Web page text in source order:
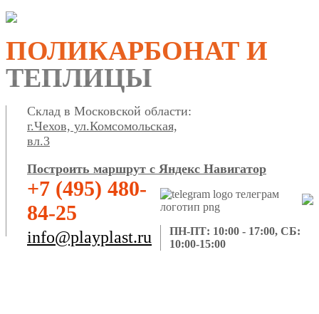
ПОЛИКАРБОНАТ И
ТЕПЛИЦЫ
Склад в Московской области:
г.Чехов, ул.Комсомольская,
вл.3
Построить маршрут с Яндекс Навигатор
+7 (495) 480-
84-25
info@playplast.ru
ПН-ПТ: 10:00 - 17:00, СБ:
10:00-15:00